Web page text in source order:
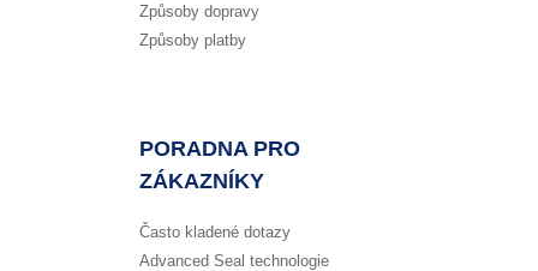
Způsoby dopravy
Způsoby platby
PORADNA PRO
ZÁKAZNÍKY
Často kladené dotazy
Advanced Seal technologie